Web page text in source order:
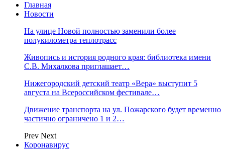
Главная
Новости
На улице Новой полностью заменили более
полукилометра теплотрасс
Живопись и история родного края: библиотека имени
С.В. Михалкова приглашает…
Нижегородский детский театр «Вера» выступит 5
августа на Всероссийском фестивале…
Движение транспорта на ул. Пожарского будет временно
частично ограничено 1 и 2…
Prev Next
Коронавирус